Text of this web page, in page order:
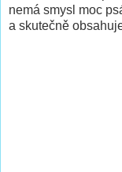
nemá smysl moc
a skutečně